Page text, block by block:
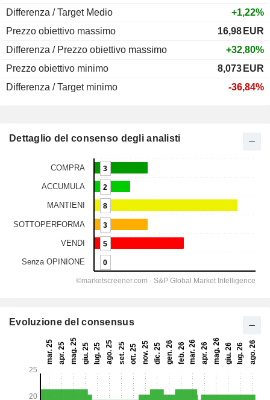
Differenza / Target Medio
+1,22%
Prezzo obiettivo massimo
16,98 EUR
Differenza / Prezzo obiettivo massimo
+32,80%
Prezzo obiettivo minimo
8,073 EUR
Differenza / Target minimo
-36,84%
Dettaglio del consenso degli analisti
Evoluzione del consensus